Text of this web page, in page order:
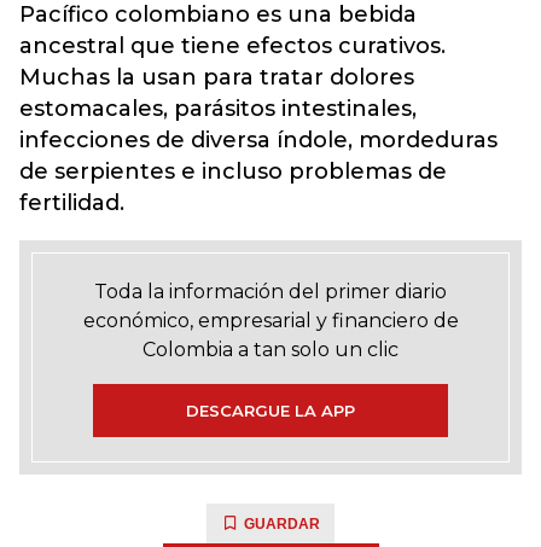
Pacífico colombiano es una bebida
ancestral que tiene efectos curativos.
Muchas la usan para tratar dolores
estomacales, parásitos intestinales,
infecciones de diversa índole, mordeduras
de serpientes e incluso problemas de
fertilidad.
Toda la información del primer diario
económico, empresarial y financiero de
Colombia a tan solo un clic
DESCARGUE LA APP
GUARDAR